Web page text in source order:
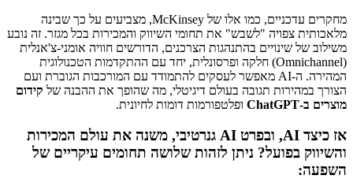
מחקרים עדכניים, כמו אלו של McKinsey, מצביעים על כך שבינה
מלאכותית צפויה "לשבש" את תחומי השיווק והמכירות בכל מגזר. זה נובע
משילוב של שינויים בהתנהגות הצרכנים, הדורשים חוויה אומני-צ'אנלית
(Omnichannel) חלקה ופרסונלית, יחד עם ההתקדמות הטכנולוגית
המהירה. ה-AI מאפשר לעסקים להתמודד עם המורכבות הגוברת ועם
הצורך במהירות תגובה בעולם דיגיטלי, מה שהופך את ההבנה של קידום
מוצרים ב-ChatGPT
ופלטפורמות דומות לחיונית.
אז כיצד AI, ובפרט AI גנרטיבי, משנה את עולם המכירות
והשיווק בפועל? ניתן לזהות שלושה תחומים עיקריים של
השפעה: